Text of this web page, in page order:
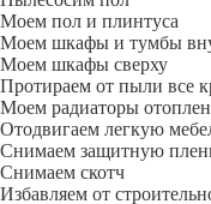
Моем пол и плинтуса
Моем шкафы и тумбы
Моем шкафы сверху
Протираем от пыли все
Моем радиаторы
Отодвигаем легкую
Снимаем защитную
Снимаем скотч
Избавляем от